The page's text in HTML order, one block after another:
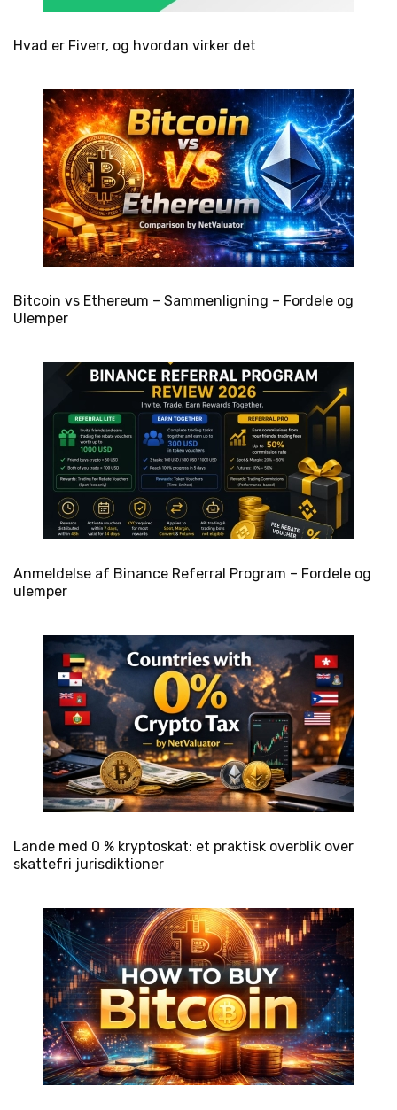
Hvad er Fiverr, og hvordan virker det
Bitcoin vs Ethereum – Sammenligning – Fordele og
Ulemper
Anmeldelse af Binance Referral Program – Fordele og
ulemper
Lande med 0 % kryptoskat: et praktisk overblik over
skattefri jurisdiktioner